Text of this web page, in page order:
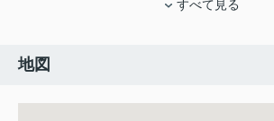
すべて見る
地図